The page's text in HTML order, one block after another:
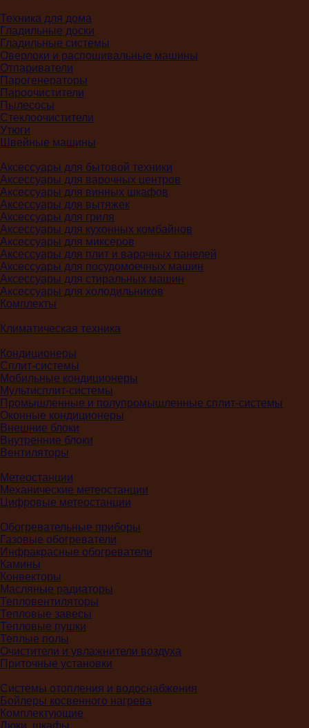
Техника для дома
Гладильные доски
Гладильные системы
Оверлоки и распошивальные машины
Отпариватели
Парогенераторы
Пароочистители
Пылесосы
Стеклоочистители
Утюги
Швейные машины
Аксессуары для бытовой техники
Аксессуары для варочных центров
Аксессуары для винных шкафов
Аксессуары для вытяжек
Аксессуары для гриля
Аксессуары для кухонных комбайнов
Аксессуары для миксеров
Аксессуары для плит и варочных панелей
Аксессуары для посудомоечных машин
Аксессуары для стиральных машин
Аксессуары для холодильников
Комплекты
Климатическая техника
Кондиционеры
Сплит-системы
Мобильные кондиционеры
Мультисплит-системы
Промышленные и полупромышленные сплит-системы
Оконные кондиционеры
Внешние блоки
Внутренние блоки
Вентиляторы
Метеостанции
Механические метеостанции
Цифровые метеостанции
Обогревательные приборы
Газовые обогреватели
Инфракрасные обогреватели
Камины
Конвекторы
Масляные радиаторы
Тепловентиляторы
Тепловые завесы
Тепловые пушки
Теплые полы
Очистители и увлажнители воздуха
Приточные установки
Системы отопления и водоснабжения
Бойлеры косвенного нагрева
Комплектующие
Люки, шкафы